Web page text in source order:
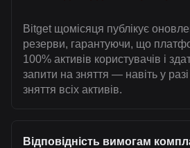
Bitget щомісяця публікує
резерви, гарантуючи, що
100% активів користувачів і
запити на зняття — навіть у
зняття всіх активів.
Відповідність вимогам